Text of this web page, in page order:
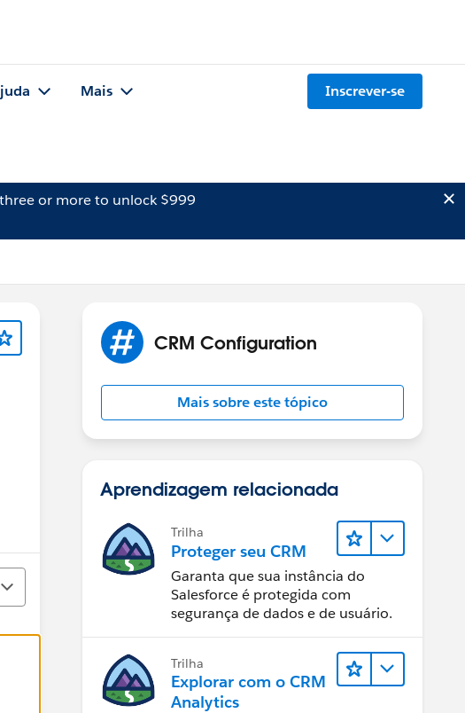
Mais Inscrever-se
three or more to unlock $999
CRM Configuration
Mais sobre este tópico
Aprendizagem relacionada
Trilha
Proteger seu CRM
Garanta que sua instância do
Salesforce é protegida com
segurança de dados e de usuário.
Trilha
Explorar com o CRM
Analytics